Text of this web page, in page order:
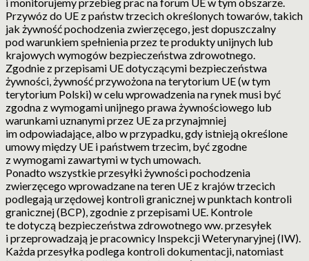
Przywóz do UE z państw trzecich określonych towarów, takich
jak żywność pochodzenia zwierzęcego, jest dopuszczalny
pod warunkiem spełnienia przez te produkty unijnych lub
krajowych wymogów bezpieczeństwa zdrowotnego.
Zgodnie z przepisami UE dotyczącymi bezpieczeństwa
żywności, żywność przywożona na terytorium UE (w tym
terytorium Polski) w celu wprowadzenia na rynek musi być
zgodna z wymogami unijnego prawa żywnościowego lub
warunkami uznanymi przez UE za przynajmniej
im odpowiadające, albo w przypadku, gdy istnieją określone
umowy między UE i państwem trzecim, być zgodne
z wymogami zawartymi w tych umowach.
Ponadto wszystkie przesyłki żywności pochodzenia
zwierzęcego wprowadzane na teren UE z krajów trzecich
podlegają urzędowej kontroli granicznej w punktach kontroli
granicznej (BCP), zgodnie z przepisami UE. Kontrole
te dotyczą bezpieczeństwa zdrowotnego ww. przesyłek
i przeprowadzają je pracownicy Inspekcji Weterynaryjnej (IW).
Każda przesyłka podlega kontroli dokumentacji, natomiast